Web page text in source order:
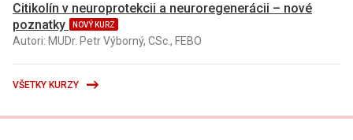
Citikolín v neuroprotekcii a neuroregenerácii – nové
poznatky
NOVÝ KURZ
Autori: MUDr. Petr Výborný, CSc., FEBO
VŠETKY KURZY